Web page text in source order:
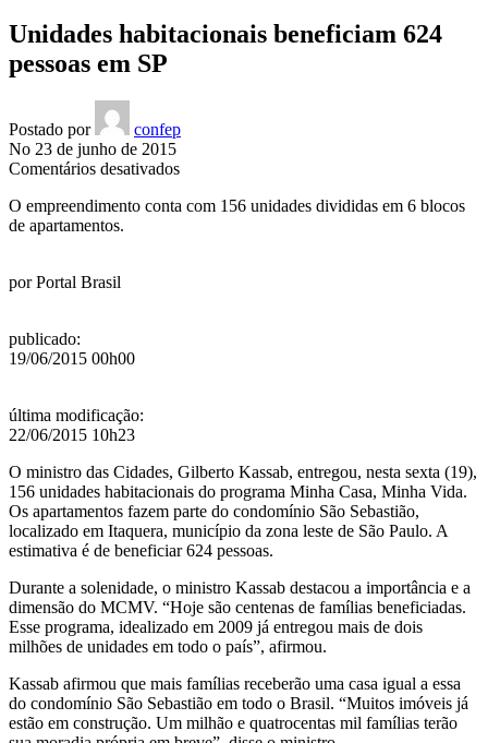
Unidades habitacionais beneficiam 624
pessoas em SP
Postado por
confep
No 23 de junho de 2015
Comentários desativadosem
habitacionais
O empreendimento conta com 156 unidades divididas em 6 blocos
de apartamentos.
porPortal Brasil
publicado:
19/06/2015 00h00
última modificação:
22/06/2015 10h23
O ministro das Cidades, Gilberto Kassab, entregou, nesta sexta (19),
156 unidades habitacionais do programa Minha Casa, Minha Vida.
Os apartamentos fazem parte do condomínio São Sebastião,
localizado em Itaquera, município da zona leste de São Paulo. A
estimativa é de beneficiar 624 pessoas.
Durante a solenidade, o ministro Kassab destacou a importância e a
dimensão do MCMV. “Hoje são centenas de famílias beneficiadas.
Esse programa, idealizado em 2009 já entregou mais de dois
milhões de unidades em todo o país”, afirmou.
Kassab afirmou que mais famílias receberão uma casa igual a essa
do condomínio São Sebastião em todo o Brasil. “Muitos imóveis já
estão em construção. Um milhão e quatrocentas mil famílias terão